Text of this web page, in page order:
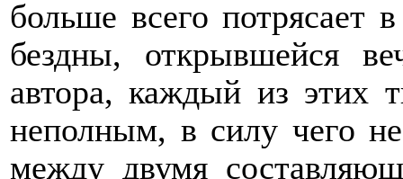
больше всего потрясает
бездны, открывшейся
автора, каждый из этих
неполным, в силу чего
между двумя